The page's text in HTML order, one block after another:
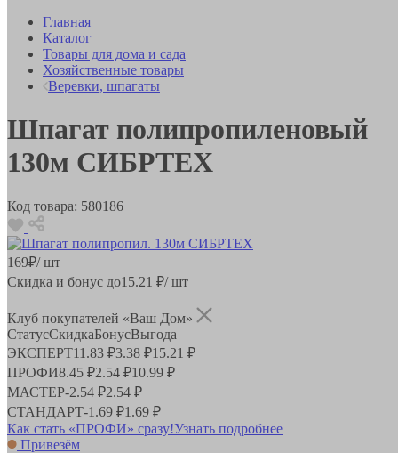
Главная
Каталог
Товары для дома и сада
Хозяйственные товары
Веревки, шпагаты
Шпагат полипропиленовый
130м СИБРТЕХ
Код товара: 580186
169₽/ шт
Скидка и бонус до15.21 ₽/ шт
Клуб покупателей «Ваш Дом»
СтатусСкидкаБонусВыгода
ЭКСПЕРТ11.83 ₽3.38 ₽15.21 ₽
ПРОФИ8.45 ₽2.54 ₽10.99 ₽
МАСТЕР-2.54 ₽2.54 ₽
СТАНДАРТ-1.69 ₽1.69 ₽
Как стать «ПРОФИ» сразу!Узнать подробнее
Привезём